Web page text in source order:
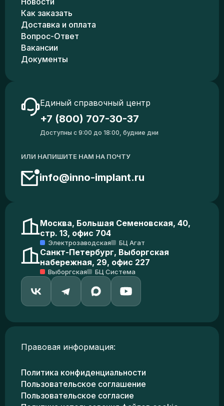
Как заказать
Доставка и оплата
Вопрос-Ответ
Вакансии
Документы
Единый справочный центр
+7 (800) 707-30-37
Доступны с 9:00 до 18:00, будние дни
ИЛИ НАПИШИТЕ НАМ НА ПОЧТУ
info@inno-implant.ru
Москва, Большая Семеновская, 40,
стр. 13, офис 704
Электрозаводская БЦ Агат
Санкт-Петербург, Выборгская
набережная, 29, офис 227
Выборгская БЦ Система
Правовая информация:
Политика конфиденциальности
Пользовательское соглашение
Пользовательское согласие